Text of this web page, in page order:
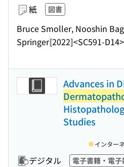
紙 図書
Bruce Smoller, Nooshin
Springer[2022]<SC591-D14>
Advances in
Studies
デジタル 電子書籍・電子
インター